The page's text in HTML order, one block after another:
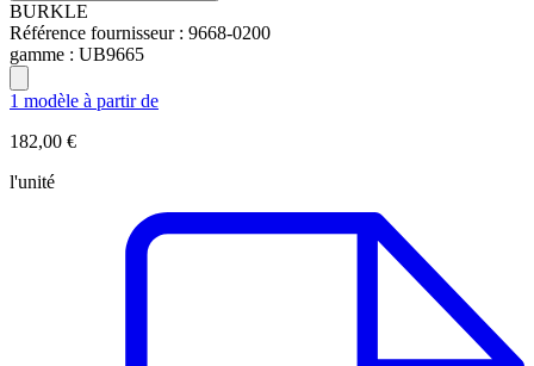
BURKLE
Référence fournisseur : 9668-0200
gamme : UB9665
1 modèle à partir de
182,00 €
l'unité